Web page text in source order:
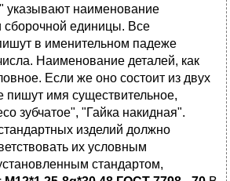
указывают наименование
сбоpочной единицы. Все
в именительном падеже
Hаименование деталей, как
Если же оно состоит из двух
пишут имя существительное,
зубчатое", "Гайка накидная".
изделий должно
их условным
стандаpтом,